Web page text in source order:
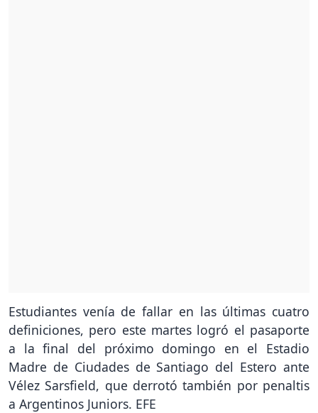
Estudiantes venía de fallar en las últimas cuatro
definiciones, pero este martes logró el pasaporte
a la final del próximo domingo en el Estadio
Madre de Ciudades de Santiago del Estero ante
Vélez Sarsfield, que derrotó también por penaltis
a Argentinos Juniors. EFE